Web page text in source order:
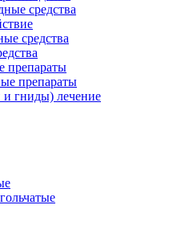
средства
средства
препараты
препараты
гниды) лечение